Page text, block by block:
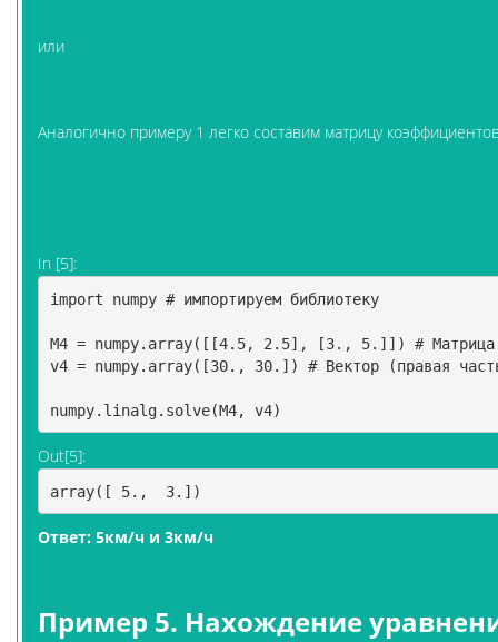
или
Аналогично примеру 1 легко составим матрицу
In [5]:
import numpy # импортируем библиотеку
M4 = numpy. array([[4.5, 2.5], [3. , 5. ]])
#
v4 = numpy. array([30. , 30. ]) # Вектор (правая
numpy. linalg. solve(M4, v4)
Out[5]:
array([ 5.,  3.])
Ответ: 5км/ч и 3км/ч
Пример 5. Нахождение